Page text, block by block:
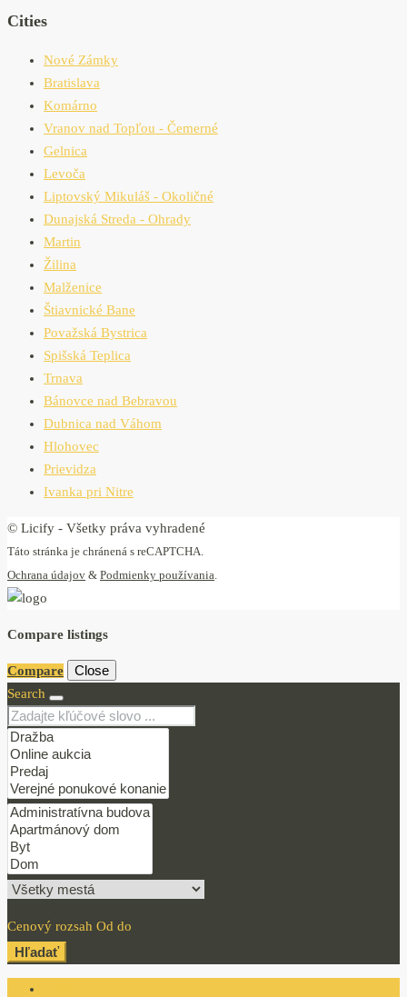
Cities
Nové Zámky
Bratislava
Komárno
Vranov nad Topľou - Čemerné
Gelnica
Levoča
Liptovský Mikuláš - Okoličné
Dunajská Streda - Ohrady
Martin
Žilina
Malženice
Štiavnické Bane
Považská Bystrica
Spišská Teplica
Trnava
Bánovce nad Bebravou
Dubnica nad Váhom
Hlohovec
Prievidza
Ivanka pri Nitre
© Licify - Všetky práva vyhradené
Táto stránka je chránená s reCAPTCHA.
Ochrana údajov & Podmienky používania
Compare listings
Compare Close
Search
Cenový rozsah Od do
Hľadať